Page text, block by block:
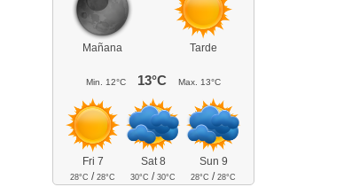
Mañana Tarde
Min. 12°C 13°C Max. 13°C
Fri 7
28°C /28°C
Sat 8
30°C /30°C
Sun 9
28°C /28°C